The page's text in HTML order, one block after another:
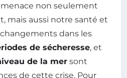
menace non seulement
mais aussi notre santé et
dans les
de sécheresse, et
de la mer sont
de cette crise. Pour